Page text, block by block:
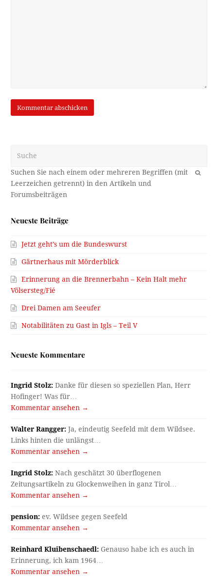
OK
Neueste Beiträge
Jetzt geht’s um die Bundeswurst
Gärtnerhaus mit Mörderblick
Erinnerung an die Brennerbahn – Kein Halt mehr
Völsersteg/Fié
Drei Damen am Seeufer
Notabilitäten zu Gast in Igls – Teil V
Neueste Kommentare
Ingrid Stolz: Danke für diesen so speziellen Plan, Herr
Hofinger! Was für…
Kommentar ansehen →
Walter Rangger: Ja, eindeutig Seefeld mit dem Wildsee.
Links hinten die unlängst…
Kommentar ansehen →
Ingrid Stolz: Nach geschätzt 30 überflogenen
Zeitungsartikeln zu Glockenweihen in ganz Tirol…
Kommentar ansehen →
pension: ev. Wildsee gegen Seefeld
Kommentar ansehen →
Reinhard Kluibenschaedl: Genauso habe ich es auch in
Erinnerung, ich kam 1964…
Kommentar ansehen →